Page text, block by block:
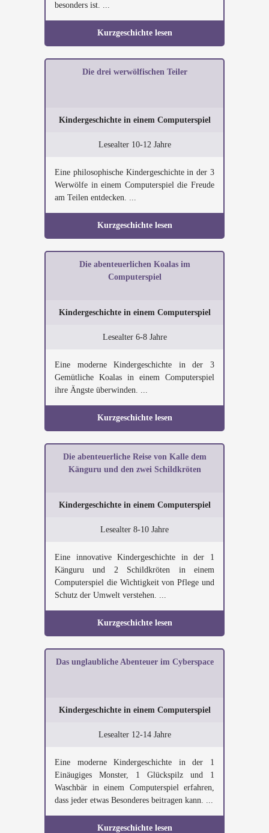
besonders ist. ...
Kurzgeschichte lesen
Die drei werwölfischen Teiler
Kindergeschichte in einem Computerspiel
Lesealter 10-12 Jahre
Eine philosophische Kindergeschichte in der 3
Werwölfe in einem Computerspiel die Freude
am Teilen entdecken. ...
Kurzgeschichte lesen
Die abenteuerlichen Koalas im
Computerspiel
Kindergeschichte in einem Computerspiel
Lesealter 6-8 Jahre
Eine moderne Kindergeschichte in der 3
Gemütliche Koalas in einem Computerspiel
ihre Ängste überwinden. ...
Kurzgeschichte lesen
Die abenteuerliche Reise von Kalle dem
Känguru und den zwei Schildkröten
Kindergeschichte in einem Computerspiel
Lesealter 8-10 Jahre
Eine innovative Kindergeschichte in der 1
Känguru und 2 Schildkröten in einem
Computerspiel die Wichtigkeit von Pflege und
Schutz der Umwelt verstehen. ...
Kurzgeschichte lesen
Das unglaubliche Abenteuer im Cyberspace
Kindergeschichte in einem Computerspiel
Lesealter 12-14 Jahre
Eine moderne Kindergeschichte in der 1
Einäugiges Monster, 1 Glückspilz und 1
Waschbär in einem Computerspiel erfahren,
dass jeder etwas Besonderes beitragen kann. ...
Kurzgeschichte lesen